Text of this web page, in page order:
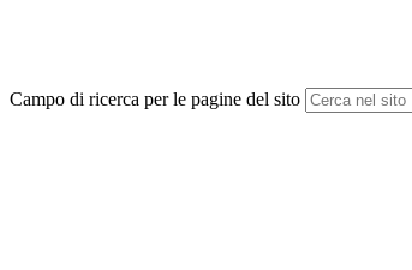
Campo di ricerca per le pagine del sito